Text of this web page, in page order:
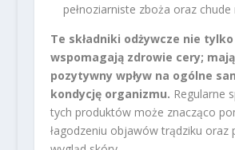
pełnoziarniste zboża oraz chude
Te składniki odżywcze nie tylko
wspomagają zdrowie cery;
pozytywny wpływ na ogólne
kondycję organizmu. Regularne
tych produktów może znacząco
łagodzeniu objawów trądziku oraz